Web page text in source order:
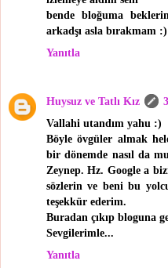
bende bloğuma
arkadşı asla bırakmam :)
Yanıtla
Huysuz ve Tatlı Kız
Vallahi utandım yahu :)
Böyle övgüler almak
bir dönemde nasıl da
Zeynep. Hz. Google a
sözlerin ve beni bu
teşekkür ederim.
Buradan çıkıp bloguna
Sevgilerimle...
Yanıtla